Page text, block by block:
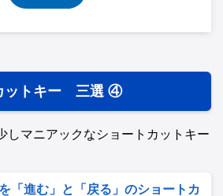
ットキー 三選 ④
しマニアックなショートカットキー
「進む」と「戻る」のショートカ